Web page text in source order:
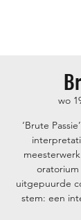
wo
‘Brute
uitgepuurde
stem: een